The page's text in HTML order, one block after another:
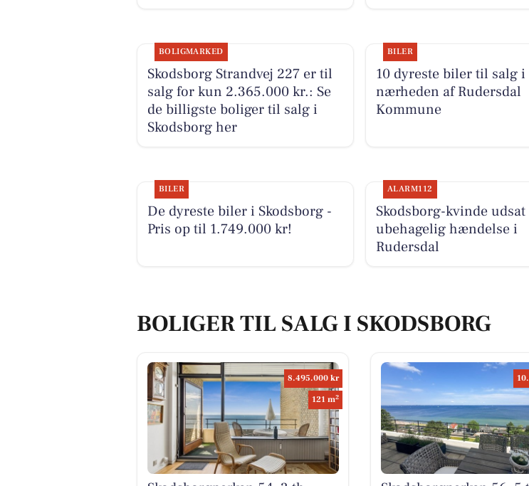
BOLIGMARKED
Skodsborg Strandvej 227 er til
salg for kun 2.365.000 kr.: Se
de billigste boliger til salg i
Skodsborg her
BILER
10 dyreste biler til salg i
nærheden af Rudersdal
Kommune
BILER
De dyreste biler i Skodsborg -
Pris op til 1.749.000 kr!
ALARM112
Skodsborg-kvinde
ubehagelig hændelse i
Rudersdal
BOLIGER TIL SALG I SKODSBORG
8.495.000 kr
121 m2